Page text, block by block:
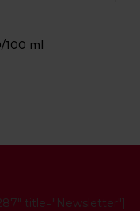
100 ml
title="Newsletter"]